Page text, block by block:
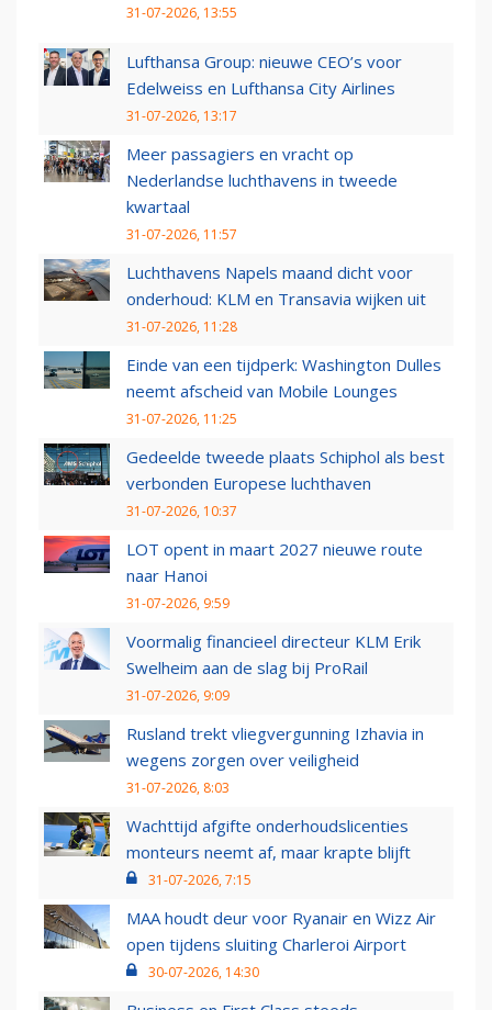
31-07-2026, 13:55
Lufthansa Group: nieuwe CEO’s voor
Edelweiss en Lufthansa City Airlines
31-07-2026, 13:17
Meer passagiers en vracht op
Nederlandse luchthavens in tweede
kwartaal
31-07-2026, 11:57
Luchthavens Napels maand dicht voor
onderhoud: KLM en Transavia wijken uit
31-07-2026, 11:28
Einde van een tijdperk: Washington Dulles
neemt afscheid van Mobile Lounges
31-07-2026, 11:25
Gedeelde tweede plaats Schiphol als best
verbonden Europese luchthaven
31-07-2026, 10:37
LOT opent in maart 2027 nieuwe route
naar Hanoi
31-07-2026, 9:59
Voormalig financieel directeur KLM Erik
Swelheim aan de slag bij ProRail
31-07-2026, 9:09
Rusland trekt vliegvergunning Izhavia in
wegens zorgen over veiligheid
31-07-2026, 8:03
Wachttijd afgifte onderhoudslicenties
monteurs neemt af, maar krapte blijft
31-07-2026, 7:15
MAA houdt deur voor Ryanair en Wizz Air
open tijdens sluiting Charleroi Airport
30-07-2026, 14:30